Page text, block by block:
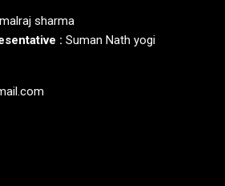
sharma
: Suman Nath yogi